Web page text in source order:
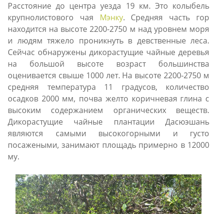
Расстояние до центра уезда 19 км. Это колыбель
крупнолистового чая Мэнку. Средняя часть гор
находится на высоте 2200-2750 м над уровнем моря
и людям тяжело проникнуть в девственные леса.
Сейчас обнаружены дикорастущие чайные деревья
на большой высоте возраст большинства
оценивается свыше 1000 лет. На высоте 2200-2750 м
средняя температура 11 градусов, количество
осадков 2000 мм, почва желто коричневая глина с
высоким содержанием органических веществ.
Дикорастущие чайные плантации Дасюэшань
являются самыми высокогорными и густо
посажеными, занимают площадь примерно в 12000
му.